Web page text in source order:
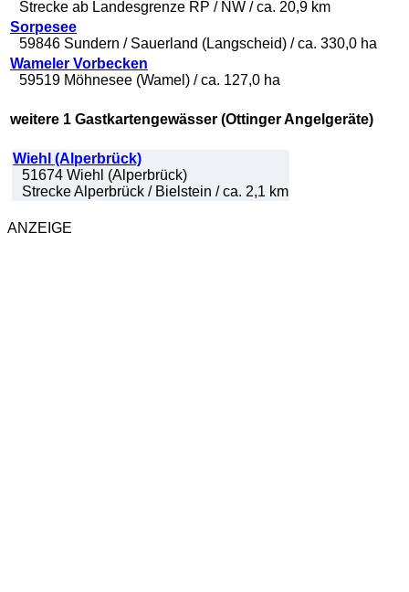
Strecke ab Landesgrenze RP / NW / ca. 20,9 km
Sorpesee
59846 Sundern / Sauerland (Langscheid) / ca. 330,0 ha
Wameler Vorbecken
59519 Möhnesee (Wamel) / ca. 127,0 ha
weitere 1 Gastkartengewässer (Ottinger Angelgeräte)
Wiehl (Alperbrück)
51674 Wiehl (Alperbrück)
Strecke Alperbrück / Bielstein / ca. 2,1 km
ANZEIGE